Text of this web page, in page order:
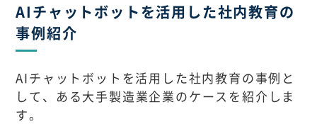
AIチャットボットを活用した社内教育の
事例紹介
AIチャットボットを活用した社内教育の事例と
して、ある大手製造業企業のケースを紹介しま
す。